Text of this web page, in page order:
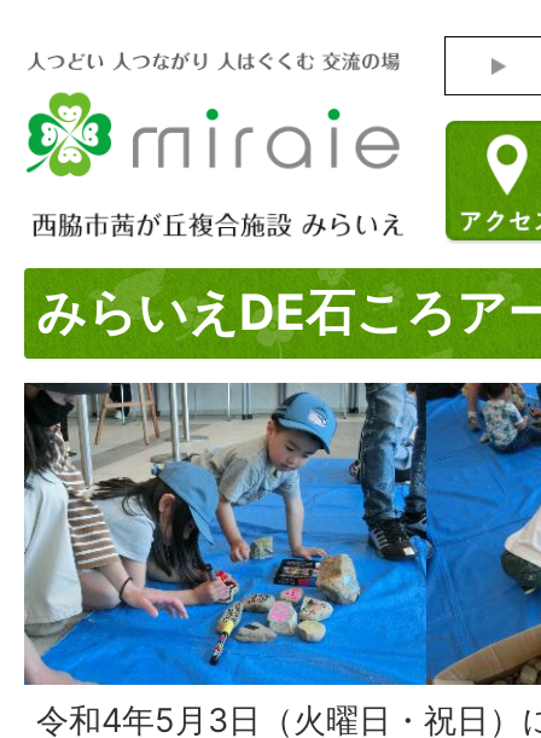
みらいえDE石ころア
令和4年5月3日（火曜日・祝日）